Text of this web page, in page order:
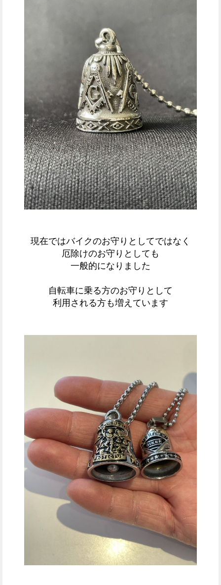
現在ではバイクのお守りとしてではなく
厄除けのお守りとしても
一般的になりました
自転車に乗る方のお守りとして
利用される方も増えています